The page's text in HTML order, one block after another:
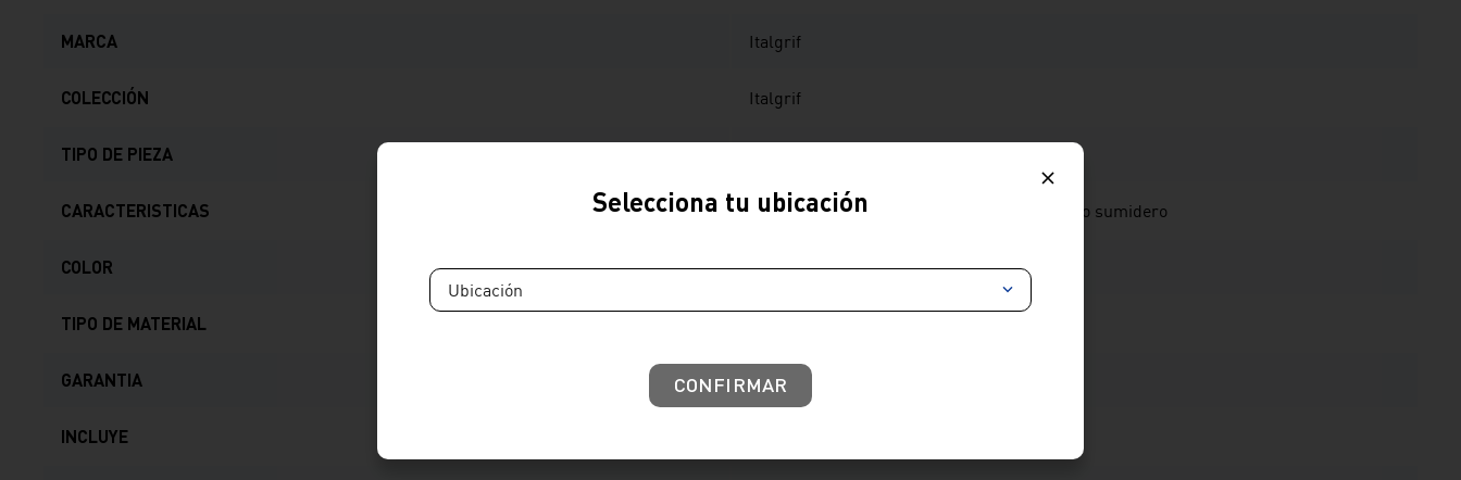
MARCA Italgrif
COLECCIÓN Italgrif
TIPO DE PIEZA
CARACTERISTICAS Enchapado en rejilla de acero inoxidable tipo sumidero
COLOR Blanco
TIPO DE MATERIAL
GARANTIA 1 año
INCLUYE
Selecciona tu ubicación
Ubicación
CONFIRMAR